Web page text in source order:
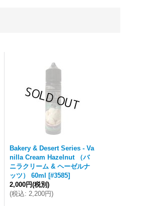
Bakery & Desert Series - Va
nilla Cream Hazelnut （バ
ニラクリーム & ヘーゼルナ
ッツ） 60ml
[#3585]
2,000円(税別)
(税込: 2,200円)